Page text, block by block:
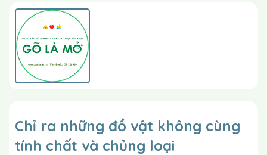
Chỉ ra những đồ vật không cùng
tính chất và chủng loại